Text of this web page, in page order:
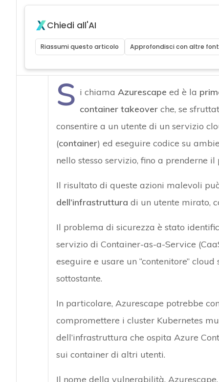
Chiedi all'AI
Riassumi questo articolo Approfondisci con altre
S i chiama Azurescape ed è la
container takeoverche, se
consentire a un utente di un servizio
(container) ed eseguire codice su
nello stesso servizio, fino a prenderne il
Il risultato di queste azioni malevoli
dell’infrastruttura di un utente mirato,
Il problema di sicurezza è stato
servizio di Container-as-a-Service
eseguire e usare un “contenitore”
sottostante.
In particolare, Azurescape potrebbe
compromettere i cluster Kubernetes
dell’infrastruttura che ospita Azure
sui container di altri utenti.
Il nome della vulnerabilità.
Attacchi